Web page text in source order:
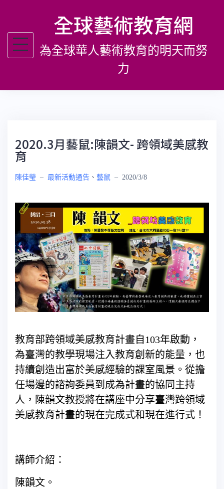
主
全球藝術教育網
為全球華人藝術教育的明天而努
力
2020.3月藝鼠:陳韻文- 跨領域美感教
育
陳佳瑩 – 最新活動通告 、 藝鼠 – 2020/3/8
教育部跨領域美感教育計畫自103年啟動，
為臺灣的教學現場注入教育創新的能量，也
持續創造出富於美感經驗的課室風景。從擔
任場邊的諮詢委員到成為計畫的協同主持
人，陳韻文教授將在講座中分享臺灣跨領域
美感教育計畫的現在完成式和現在進行式！
講師介紹：
陳韻文。